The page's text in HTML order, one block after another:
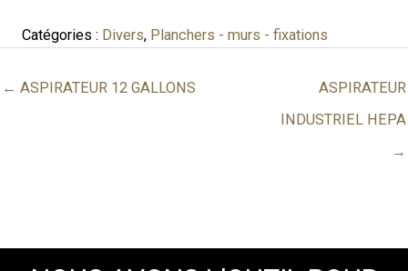
Catégories : Divers, Planchers - murs - fixations
← ASPIRATEUR 12 GALLONS
ASPIRATEUR
INDUSTRIEL HEPA
→